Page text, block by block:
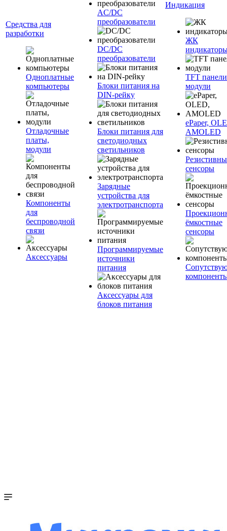
Средства для
разработки
Одноплатные
компьютеры
Отладочные
платы,
модули
Компоненты
для
беспроводной
связи
Аксессуары
AC/DC
преобразователи
DC/DC
преобразователи
Блоки питания на
DIN-рейку
Блоки питания для
светодиодных
светильников
Зарядные
устройства для
электротранспорта
Программируемые
источники
питания
Аксессуары для
блоков питания
Индикация
ЖК
TFT
модули
ePaper,
AMOLED
сенсоры
ёмкостные
сенсоры